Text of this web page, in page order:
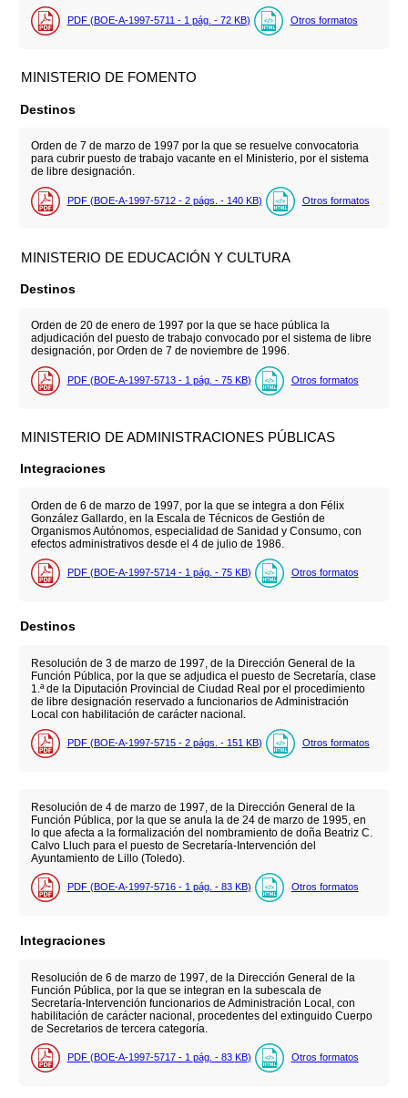
PDF (BOE-A-1997-5711 - 1 pág. - 72 KB) Otros formatos
MINISTERIO DE FOMENTO
Destinos
Orden de 7 de marzo de 1997 por la que se resuelve convocatoria
para cubrir puesto de trabajo vacante en el Ministerio, por el sistema
de libre designación.
PDF (BOE-A-1997-5712 - 2 págs. - 140 KB) Otros formatos
MINISTERIO DE EDUCACIÓN Y CULTURA
Destinos
Orden de 20 de enero de 1997 por la que se hace pública la
adjudicación del puesto de trabajo convocado por el sistema de libre
designación, por Orden de 7 de noviembre de 1996.
PDF (BOE-A-1997-5713 - 1 pág. - 75 KB) Otros formatos
MINISTERIO DE ADMINISTRACIONES PÚBLICAS
Integraciones
Orden de 6 de marzo de 1997, por la que se integra a don Félix
González Gallardo, en la Escala de Técnicos de Gestión de
Organismos Autónomos, especialidad de Sanidad y Consumo, con
efectos administrativos desde el 4 de julio de 1986.
PDF (BOE-A-1997-5714 - 1 pág. - 75 KB) Otros formatos
Destinos
Resolución de 3 de marzo de 1997, de la Dirección General de la
Función Pública, por la que se adjudica el puesto de Secretaría, clase
1.ª de la Diputación Provincial de Ciudad Real por el procedimiento
de libre designación reservado a funcionarios de Administración
Local con habilitación de carácter nacional.
PDF (BOE-A-1997-5715 - 2 págs. - 151 KB) Otros formatos
Resolución de 4 de marzo de 1997, de la Dirección General de la
Función Pública, por la que se anula la de 24 de marzo de 1995, en
lo que afecta a la formalización del nombramiento de doña Beatriz C.
Calvo Lluch para el puesto de Secretaría-Intervención del
Ayuntamiento de Lillo (Toledo).
PDF (BOE-A-1997-5716 - 1 pág. - 83 KB) Otros formatos
Integraciones
Resolución de 6 de marzo de 1997, de la Dirección General de la
Función Pública, por la que se integran en la subescala de
Secretaría-Intervención funcionarios de Administración Local, con
habilitación de carácter nacional, procedentes del extinguido Cuerpo
de Secretarios de tercera categoría.
PDF (BOE-A-1997-5717 - 1 pág. - 83 KB) Otros formatos